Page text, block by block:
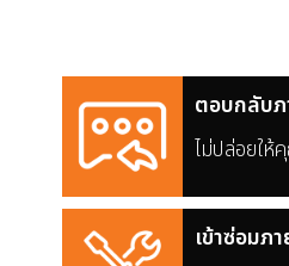
ตอบกลับภ
ไม่ปล่อยให้
เข้าซ่อมภ